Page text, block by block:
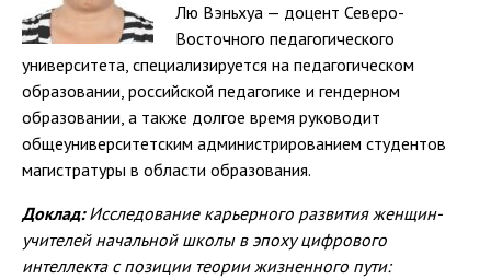
Лю Вэньхуа — доцент Северо-
Восточного педагогического
университета, специализируется на педагогическом
образовании, российской педагогике и гендерном
образовании, а также долгое время руководит
общеуниверситетским администрированием студентов
магистратуры в области образования.
Доклад:Исследование карьерного развития женщин-
учителей начальной школы в эпоху цифрового
интеллекта с позиции теории жизненного пути: